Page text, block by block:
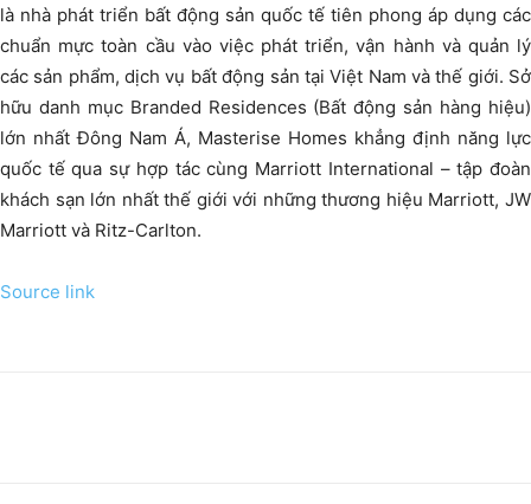
là nhà phát triển bất động sản quốc tế tiên phong áp dụng các
chuẩn mực toàn cầu vào việc phát triển, vận hành và quản lý
các sản phẩm, dịch vụ bất động sản tại Việt Nam và thế giới. Sở
hữu danh mục Branded Residences (Bất động sản hàng hiệu)
lớn nhất Đông Nam Á, Masterise Homes khẳng định năng lực
quốc tế qua sự hợp tác cùng Marriott International – tập đoàn
khách sạn lớn nhất thế giới với những thương hiệu Marriott, JW
Marriott và Ritz-Carlton.
Source link